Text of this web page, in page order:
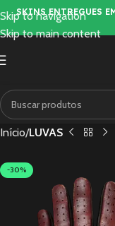
Skip to navigation
Skip to main content
SKINS ENTREGUES
Início LUVAS
-30%